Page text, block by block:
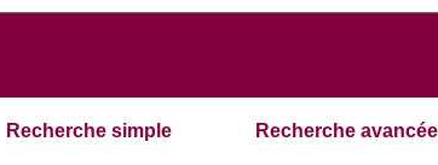
Recherche simple Recherche avancée